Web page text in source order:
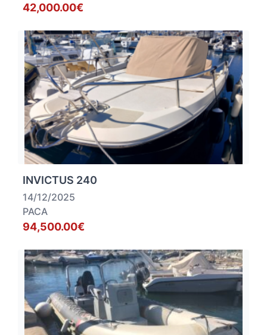
42,000.00€
INVICTUS 240
14/12/2025
PACA
94,500.00€